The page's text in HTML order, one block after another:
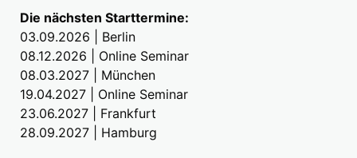
Die nächsten Starttermine:
03.09.2026 | Berlin
08.12.2026 | Online Seminar
08.03.2027 | München
19.04.2027 | Online Seminar
23.06.2027 | Frankfurt
28.09.2027 | Hamburg